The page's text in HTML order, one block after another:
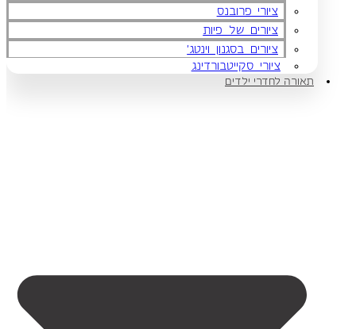
ציורי פרובנס
ציורים של פיות
ציורים בסגנון וינטג'
ציורי סקייטבורדינג
תאורה לחדרי ילדים